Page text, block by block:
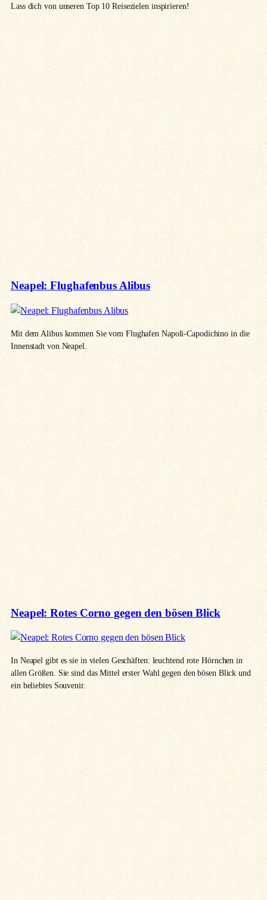
Lass dich von unseren Top 10 Reisezielen inspirieren!
Neapel: Flughafenbus Alibus
Mit dem Alibus kommen Sie vom Flughafen Napoli-Capodichino in die
Innenstadt von Neapel.
Neapel: Rotes Corno gegen den bösen Blick
In Neapel gibt es sie in vielen Geschäften: leuchtend rote Hörnchen in
allen Größen. Sie sind das Mittel erster Wahl gegen den bösen Blick und
ein beliebtes Souvenir.